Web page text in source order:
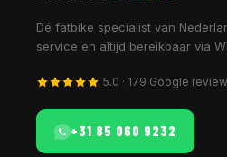
Dé fatbike specialist van
service en altijd bereikbaar via
5.0 · 179 Google
+31 85 060 9232